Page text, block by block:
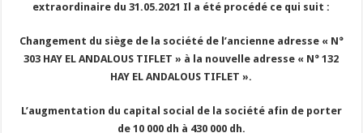
extraordinaire du 31.05.2021 Il a été procédé ce qui suit :
Changement du siège de la société de l’ancienne adresse « N°
303 HAY EL ANDALOUS TIFLET » à la nouvelle adresse « N° 132
HAY EL ANDALOUS TIFLET ».
L’augmentation du capital social de la société afin de porter
de 10 000 dh à 430 000 dh.